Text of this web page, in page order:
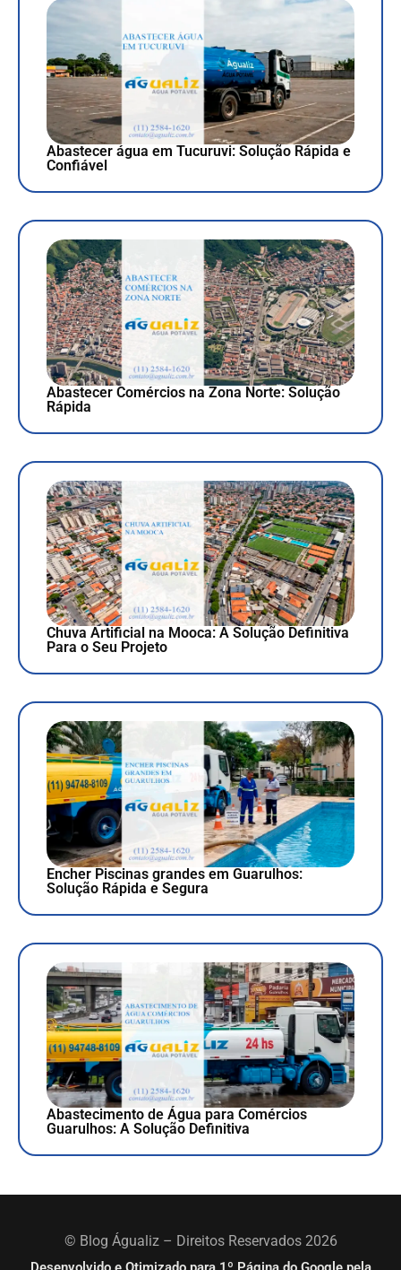
Abastecer água em Tucuruvi: Solução Rápida e
Confiável
Abastecer Comércios na Zona Norte: Solução
Rápida
Chuva Artificial na Mooca: A Solução Definitiva
Para o Seu Projeto
Encher Piscinas grandes em Guarulhos:
Solução Rápida e Segura
Abastecimento de Água para Comércios
Guarulhos: A Solução Definitiva
© Blog Águaliz – Direitos Reservados 2026